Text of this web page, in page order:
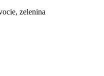
zelenina